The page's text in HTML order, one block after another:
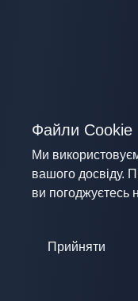
Файли Cookie
Ми
вашого досвіду.
ви погоджуєтесь
Прийняти